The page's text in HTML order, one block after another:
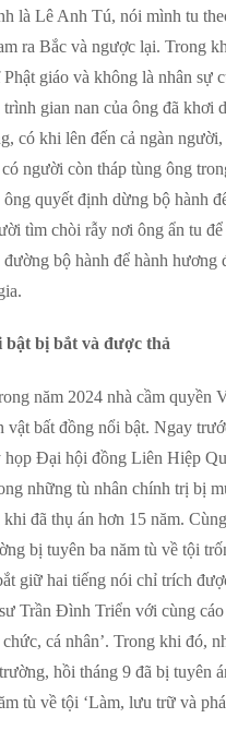
là Lê Anh Tú, nói mình tu
ra Bắc và ngược lại. Trong
giáo và không là nhân sự
gian nan của ông đã khơi
có khi lên đến cả ngàn
người còn tháp tùng ông
quyết định dừng bộ hành
tìm chòi rẫy nơi ông ẩn tu
bộ hành để hành
bật bị bắt và được thả
năm 2024 nhà cầm
vật bất đồng nổi bật. Ngay
Đại hội đồng Liên Hiệp
những tù nhân chính trị bị
đã thụ án hơn 15 năm.
bị tuyên ba năm tù về tội
giữ hai tiếng nói chỉ trích
Trần Đình Triển với cùng
cá nhân’. Trong khi đó,
hồi tháng 9 đã bị tuyên
tù về tội ‘Làm, lưu trữ và